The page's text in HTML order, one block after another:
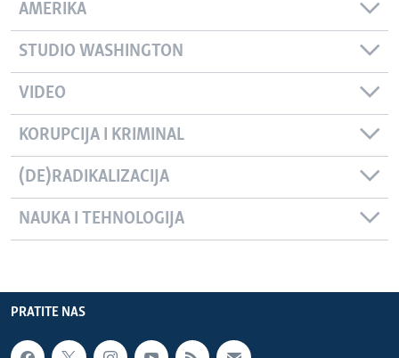
AMERIKA
STUDIO WASHINGTON
VIDEO
KORUPCIJA I KRIMINAL
(DE)RADIKALIZACIJA
NAUKA I TEHNOLOGIJA
PRATITE NAS